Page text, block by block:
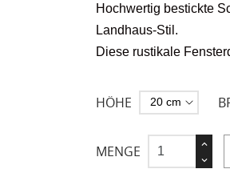
Hochwertig bestickte
Landhaus-Stil.
Diese rustikale
HÖHE
MENGE